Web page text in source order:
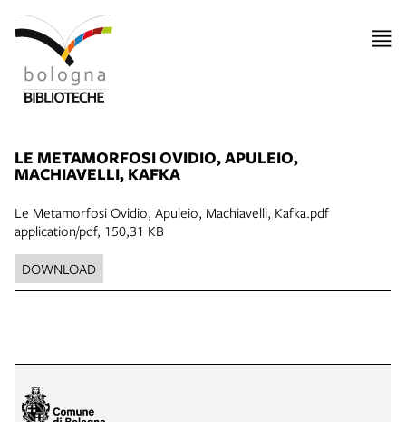
LE METAMORFOSI OVIDIO, APULEIO,
MACHIAVELLI, KAFKA
Le Metamorfosi Ovidio, Apuleio, Machiavelli, Kafka.pdf
application/pdf, 150,31 KB
DOWNLOAD